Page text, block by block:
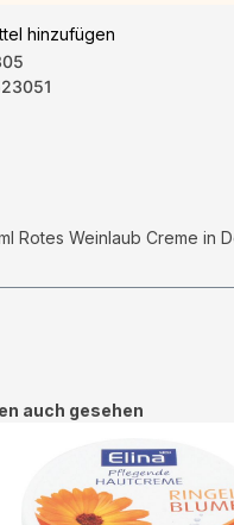
hinzufügen
Rotes Weinlaub Creme in
überspringen
auch gesehen